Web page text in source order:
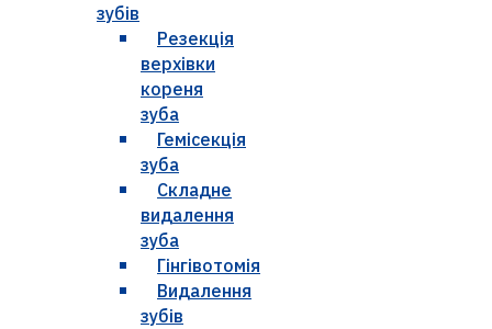
зубів
Резекція
верхівки
кореня
зуба
Гемісекція
зуба
Складне
видалення
зуба
Гінгівотомія
Видалення
зубів